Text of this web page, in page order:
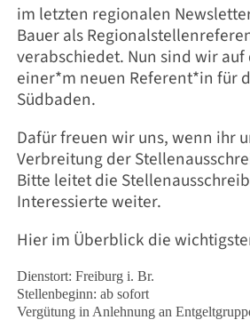
im letzten regionalen
Bauer als
verabschiedet. Nun sind wir auf
einer*m neuen Referent*in für
Südbaden.
Dafür freuen wir uns, wenn ihr
Verbreitung der
Bitte leitet die
Interessierte weiter.
Hier im Überblick die
Dienstort: Freiburg i. Br.
Stellenbeginn: ab sofort
Vergütung in Anlehnung an